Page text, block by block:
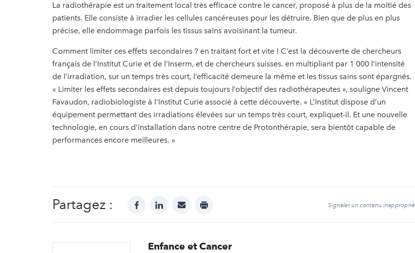
La radiothérapie est un traitement local très efficace contre le cancer, proposé à plus de la moitié des
patients. Elle consiste à irradier les cellules cancéreuses pour les détruire. Bien que de plus en plus
précise, elle endommage parfois les tissus sains avoisinant la tumeur.
Comment limiter ces effets secondaires ? en traitant fort et vite ! C’est la découverte de chercheurs
français de l’Institut Curie et de l’Inserm, et de chercheurs suisses. en multipliant par 1 000 l’intensité
de l’irradiation, sur un temps très court, l’efficacité demeure la même et les tissus sains sont épargnés.
« Limiter les effets secondaires est depuis toujours l’objectif des radiothérapeutes », souligne Vincent
Favaudon, radiobiologiste à l’Institut Curie associé à cette découverte. « L’Institut dispose d’un
équipement permettant des irradiations élevées sur un temps très court, expliquet-il. Et une nouvelle
technologie, en cours d’installation dans notre centre de Protonthérapie, sera bientôt capable de
performances encore meilleures. »
Partagez : facebooklinkedinmail print Signaler un contenu inapproprié
Enfance et Cancer